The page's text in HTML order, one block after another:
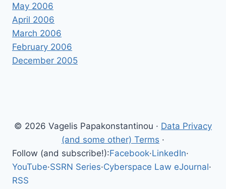
May 2006
April 2006
March 2006
February 2006
December 2005
© 2026 Vagelis Papakonstantinou · Data Privacy
(and some other) Terms ·
Follow (and subscribe!):Facebook·LinkedIn·
YouTube·SSRN Series·Cyberspace Law eJournal·
RSS